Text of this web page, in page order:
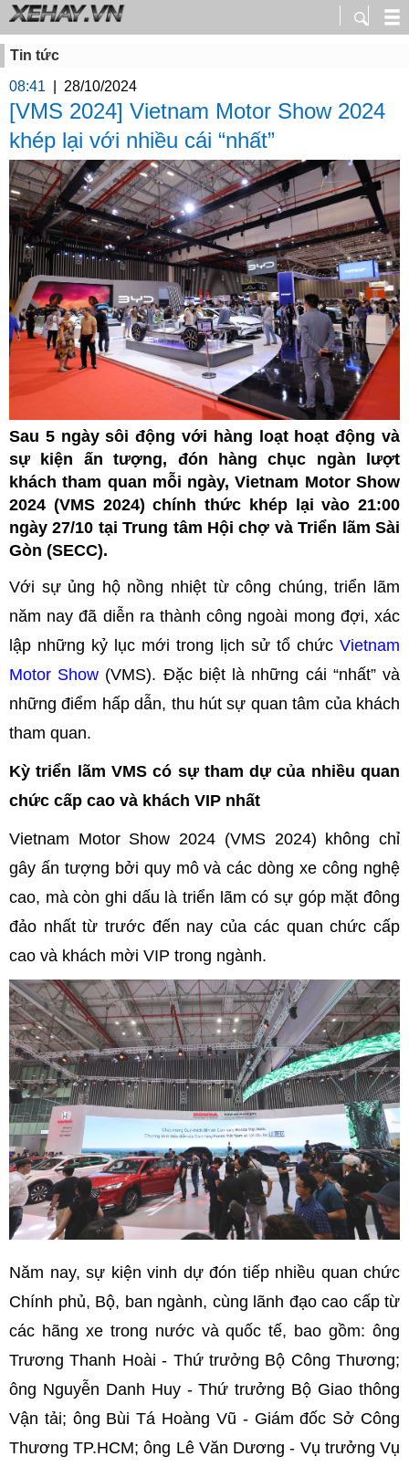
Tin tức
08:41
28/10/2024
[VMS 2024] Vietnam Motor Show 2024
khép lại với nhiều cái “nhất”
Sau 5 ngày sôi động với hàng loạt hoạt động và
sự kiện ấn tượng, đón hàng chục ngàn lượt
khách tham quan mỗi ngày, Vietnam Motor Show
2024 (VMS 2024) chính thức khép lại vào 21:00
ngày 27/10 tại Trung tâm Hội chợ và Triển lãm Sài
Gòn (SECC).
Với sự ủng hộ nồng nhiệt từ công chúng, triển lãm
năm nay đã diễn ra thành công ngoài mong đợi, xác
lập những kỷ lục mới trong lịch sử tổ chức Vietnam
Motor Show (VMS). Đặc biệt là những cái “nhất” và
những điểm hấp dẫn, thu hút sự quan tâm của khách
tham quan.
Kỳ triển lãm VMS có sự tham dự của nhiều quan
chức cấp cao và khách VIP nhất
Vietnam Motor Show 2024 (VMS 2024) không chỉ
gây ấn tượng bởi quy mô và các dòng xe công nghệ
cao, mà còn ghi dấu là triển lãm có sự góp mặt đông
đảo nhất từ trước đến nay của các quan chức cấp
cao và khách mời VIP trong ngành.
Năm nay, sự kiện vinh dự đón tiếp nhiều quan chức
Chính phủ, Bộ, ban ngành, cùng lãnh đạo cao cấp từ
các hãng xe trong nước và quốc tế, bao gồm: ông
Trương Thanh Hoài - Thứ trưởng Bộ Công Thương;
ông Nguyễn Danh Huy - Thứ trưởng Bộ Giao thông
Vận tải; ông Bùi Tá Hoàng Vũ - Giám đốc Sở Công
Thương TP.HCM; ông Lê Văn Dương - Vụ trưởng Vụ